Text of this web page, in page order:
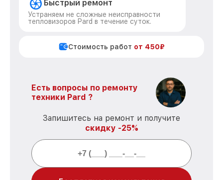
Быстрый ремонт
Устраняем не сложные неисправности
тепловизоров Pard в течение суток.
Стоимость работ от 450₽
Есть вопросы по ремонту
техники Pard ?
Запишитесь на ремонт и получите
скидку -25%